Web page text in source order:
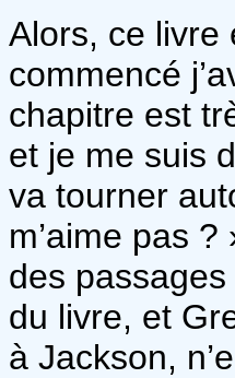
Alors, ce livre
commencé
chapitre est
et je me suis
va tourner
m’aime pas
des
du livre, et
à Jackson,